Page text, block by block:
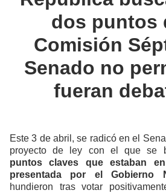
dos puntos
Comisión
Senado no
fueran
Este 3 de abril, se radicó en el
proyecto de ley con el que se
puntos claves que estaban
presentada por el Gobierno
hundieron tras votar